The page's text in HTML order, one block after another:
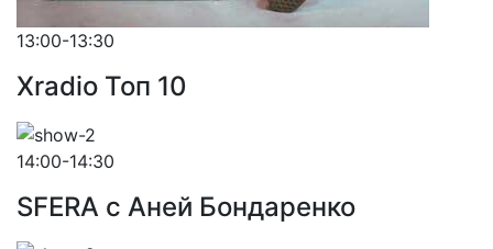
13:00-13:30
Xradio Топ 10
14:00-14:30
SFERA с Аней Бондаренко